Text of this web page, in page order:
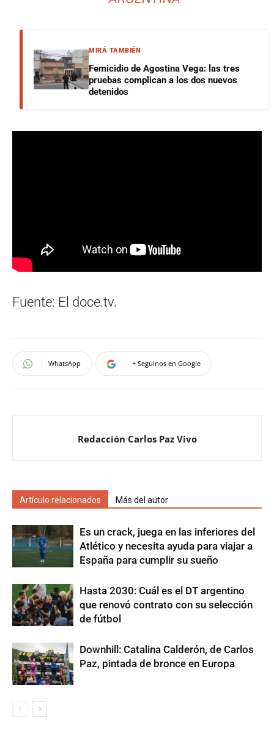
MIRÁ TAMBIÉN
Femicidio de Agostina Vega: las tres
pruebas complican a los dos nuevos
detenidos
Fuente: El doce.tv.
WhatsApp + Seguinos en Google
Redacción Carlos Paz Vivo
Artículo relacionados Más del autor
Es un crack, juega en las inferiores del
Atlético y necesita ayuda para viajar a
España para cumplir su sueño
Hasta 2030: Cuál es el DT argentino
que renovó contrato con su selección
de fútbol
Downhill: Catalina Calderón, de Carlos
Paz, pintada de bronce en Europa